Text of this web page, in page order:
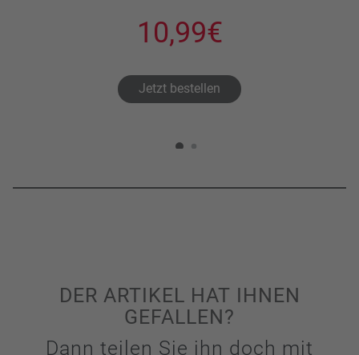
10,99€
Jetzt bestellen
DER ARTIKEL HAT IHNEN
GEFALLEN?
Dann teilen Sie ihn doch mit